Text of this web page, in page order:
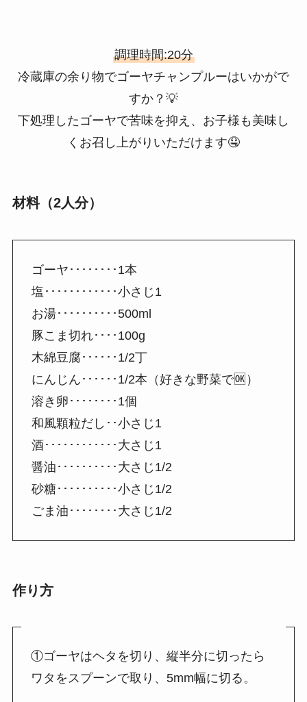
調理時間:20分⁡
冷蔵庫の余り物でゴーヤチャンプルーはいかがで
すか？💡
下処理したゴーヤで苦味を抑え、お子様も美味し
くお召し上がりいただけます🤤
材料（2人分）
ゴーヤ････････1本
塩････････････小さじ1
お湯･･････････500ml
豚こま切れ････100g
木綿豆腐･･････1/2丁
にんじん･･････1/2本（好きな野菜で🆗）
溶き卵････････1個
和風顆粒だし･･小さじ1
酒････････････大さじ1
醤油･･････････大さじ1/2
砂糖･･････････小さじ1/2
ごま油････････大さじ1/2
作り方
①ゴーヤはヘタを切り、縦半分に切ったら
ワタをスプーンで取り、5mm幅に切る。